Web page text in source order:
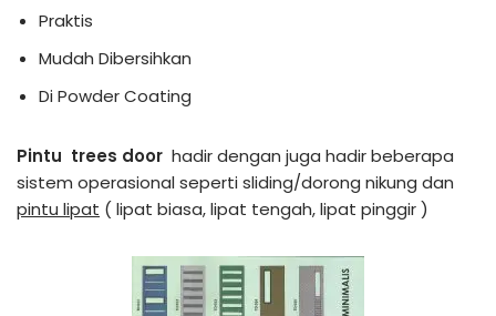
Praktis
Mudah Dibersihkan
Di Powder Coating
Pintu trees door hadir dengan juga hadir beberapa
sistem operasional seperti sliding/dorong nikung dan
pintu lipat ( lipat biasa, lipat tengah, lipat pinggir )